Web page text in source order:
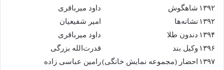
۱۳۹۲ شاهگوش
داود میرباقری
۱۳۹۲ نشانه‌ها
امیر شفیعیان
۱۳۹۴ دندون طلا
داود میرباقری
۱۳۹۶ وکیل بند
قدرت‌الله بزرگی
۱۳۹۷ احضار (مجموعه نمایش خانگی)رامین عباسی زاده